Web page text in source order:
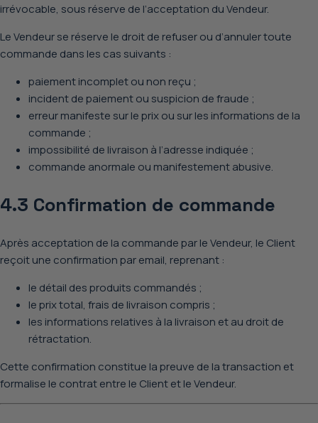
irrévocable, sous réserve de l’acceptation du Vendeur.
Le Vendeur se réserve le droit de refuser ou d’annuler toute
commande dans les cas suivants :
paiement incomplet ou non reçu ;
incident de paiement ou suspicion de fraude ;
erreur manifeste sur le prix ou sur les informations de la
commande ;
impossibilité de livraison à l’adresse indiquée ;
commande anormale ou manifestement abusive.
4.3 Confirmation de commande
Après acceptation de la commande par le Vendeur, le Client
reçoitune confirmation par email, reprenant :
le détail des produits commandés ;
le prix total, frais de livraison compris ;
les informations relatives à la livraison et au droit de
rétractation.
Cette confirmation constitue la preuve de la transaction et
formalise le contrat entre le Client et le Vendeur.